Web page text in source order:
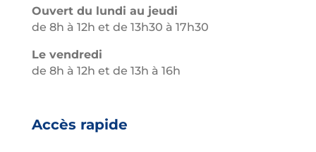
Ouvert du lundi au jeudi
de 8h à 12h et de 13h30 à 17h30
Le vendredi
de 8h à 12h et de 13h à 16h
Accès rapide